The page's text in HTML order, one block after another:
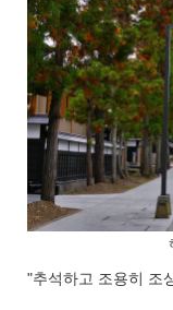
"추석하고 조용히 조